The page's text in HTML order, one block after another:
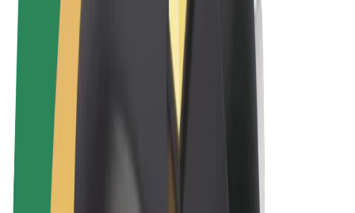
Proizvodi
Vožnje
Romobili
Bolt Market
Bolt Food
Bolt Drive
Bolt for Business